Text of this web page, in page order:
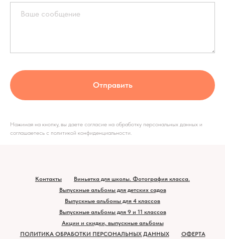
Отправить
Нажимая на кнопку, вы даете согласие на обработку персональных данных и
соглашаетесь c политикой конфиденциальности.
Контакты
Виньетка для школы. Фотография класса.
Выпускные альбомы для детских садов
Выпускные альбомы для 4 классов
Выпускные альбомы для 9 и 11 классов
Акции и скидки, выпускные альбомы
ПОЛИТИКА ОБРАБОТКИ ПЕРСОНАЛЬНЫХ ДАННЫХ
ОФЕРТА